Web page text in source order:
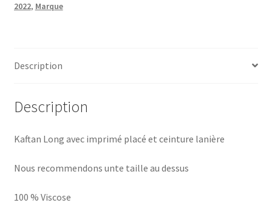
2022, Marque
Description
Description
Kaftan Long avec imprimé placé et ceinture lanière
Nous recommendons unte taille au dessus
100 % Viscose